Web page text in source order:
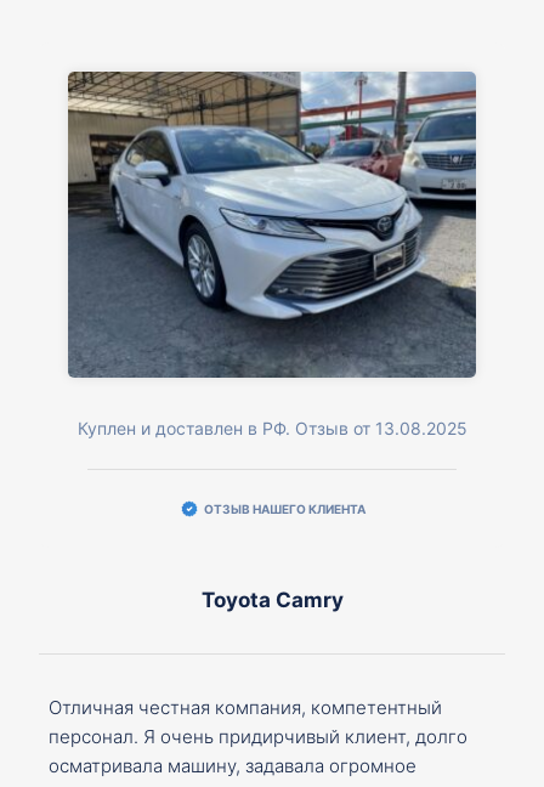
Куплен и доставлен в РФ. Отзыв от 13.08.2025
ОТЗЫВ НАШЕГО КЛИЕНТА
Toyota Camry
Отличная честная компания, компетентный
персонал. Я очень придирчивый клиент, долго
осматривала машину, задавала огромное